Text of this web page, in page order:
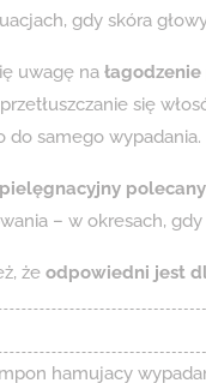
gdy skóra
uwagę na
się
samego wypadania.
– w okresach,
że odpowiedni jest
hamujacy